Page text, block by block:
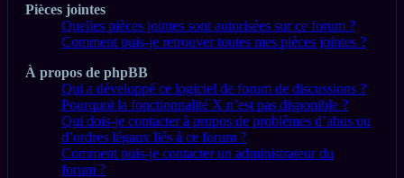
Pièces jointes
Quelles pièces jointes sont autorisées sur ce forum ?
Comment puis-je retrouver toutes mes pièces jointes ?
À propos de phpBB
Qui a développé ce logiciel de forum de discussions ?
Pourquoi la fonctionnalité X n’est pas disponible ?
Qui dois-je contacter à propos de problèmes d’abus ou
d’ordres légaux liés à ce forum ?
Comment puis-je contacter un administrateur du
forum ?